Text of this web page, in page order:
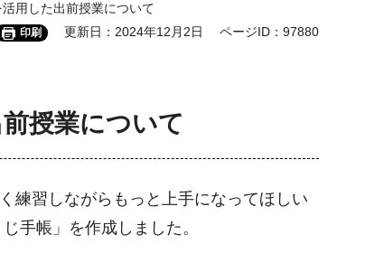
用した出前授業について
印刷 更新日：2024年12月2日 ページID：97880
授業について
練習しながらもっと上手になってほしい
手帳」を作成しました。